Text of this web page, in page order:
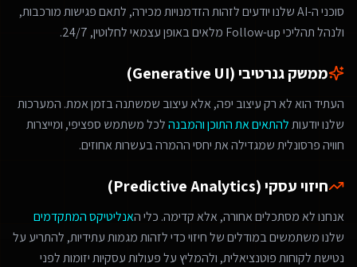
סוכני ה-AI שלנו יודעים לזהות הזדמנויות מכירה, לתאם פגישות מורכבות,
ולנהל תהליכי Follow-up מלאים באופן עצמאי לחלוטין, 24/7.
ממשק גנרטיבי (Generative UI)
העתיד הוא לא רק עיצוב יפה, אלא עיצוב שמשתנה בזמן אמת. המערכות
שלנו יודעותלהתאים את התוכן והמבנהלכל משתמש ספציפי, ומייצרות
חוויה פרסונלית שמגדילה את יחסי ההמרה בעשרות אחוזים.
חיזוי עסקי (Predictive Analytics)
אנחנו לא מסתכלים אחורה, אלא קדימה. כלי האנליטיקס המתקדמים
שלנו משתמשים במודלים של חיזוי כדי לזהות מגמות עתידיות, להתריע על
נטישת לקוחות פוטנציאלית, ולהמליץ על פעולות עסקיות יזומות לפני